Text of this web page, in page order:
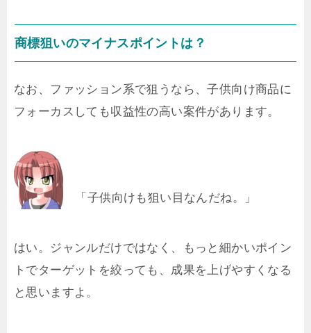
商標狙いのマイナスポイントは？
なお、ファッション系で狙うなら、子供向け商品に
フォーカスしても収益性の高い案件があります。
「子供向けも狙い目なんだね。」
はい。ジャンルだけではなく、もっと細かいポイン
トでターゲットを絞っても、成果を上げやすくなる
と思いますよ。